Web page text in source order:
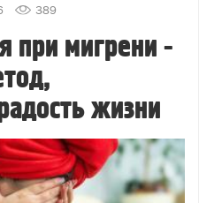
389
при мигрени -
жизни